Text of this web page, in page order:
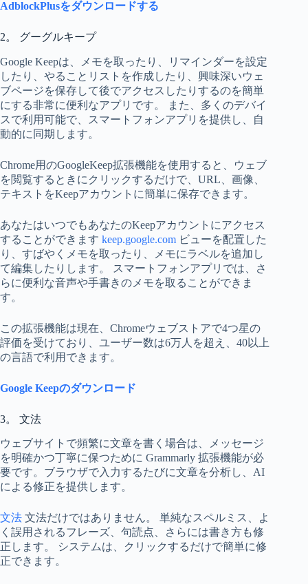
AdblockPlusをダウンロードする
2。 グーグルキープ
Google Keepは、メモを取ったり、リマインダーを設定
したり、やることリストを作成したり、興味深いウェ
ブページを保存して後でアクセスしたりするのを簡単
にする非常に便利なアプリです。 また、多くのデバイ
スで利用可能で、スマートフォンアプリを提供し、自
動的に同期します。
Chrome用のGoogleKeep拡張機能を使用すると、ウェブ
を閲覧するときにクリックするだけで、URL、画像、
テキストをKeepアカウントに簡単に保存できます。
あなたはいつでもあなたのKeepアカウントにアクセス
することができます keep.google.com ビューを配置した
り、すばやくメモを取ったり、メモにラベルを追加し
て編集したりします。 スマートフォンアプリでは、さ
らに便利な音声や手書きのメモを取ることができま
す。
この拡張機能は現在、Chromeウェブストアで4つ星の
評価を受けており、ユーザー数は6万人を超え、40以上
の言語で利用できます。
Google Keepのダウンロード
3。 文法
ウェブサイトで頻繁に文章を書く場合は、メッセージ
を明確かつ丁寧に保つために Grammarly 拡張機能が必
要です。ブラウザで入力するたびに文章を分析し、AI
による修正を提供します。
文法 文法だけではありません。 単純なスペルミス、よ
く誤用されるフレーズ、句読点、さらには書き方も修
正します。 システムは、クリックするだけで簡単に修
正できます。